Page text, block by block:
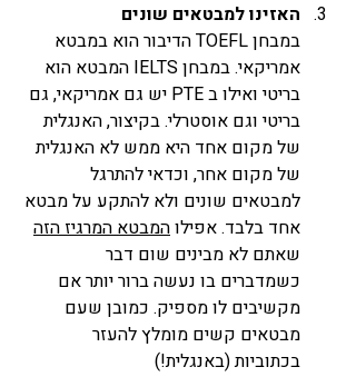
האזינו למבטאים שונים
במבחן TOEFL הדיבור הוא במבטא
אמריקאי. במבחן IELTS המבטא הוא
בריטי ואילו ב PTE יש גם אמריקאי, גם
בריטי וגם אוסטרלי. בקיצור, האנגלית
של מקום אחד היא ממש לא האנגלית
של מקום אחר, וכדאי להתרגל
למבטאים שונים ולא להתקע על מבטא
אחד בלבד. אפילו המבטא המרגיז הזה
שאתם לא מבינים שום דבר
כשמדברים בו נעשה ברור יותר אם
מקשיבים לו מספיק. כמובן שעם
מבטאים קשים מומלץ להעזר
בכתוביות (באנגלית!)